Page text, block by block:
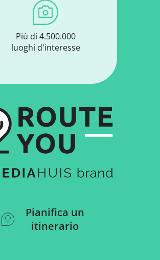
Più di 4.500.000
luoghi d'interesse
Pianifica un
itinerario